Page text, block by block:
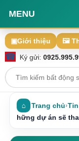
MENU
▣Giới thiệu 🖼
☎ Ký gửi:
⌂ Trang chủ›
hững dự án sẽ